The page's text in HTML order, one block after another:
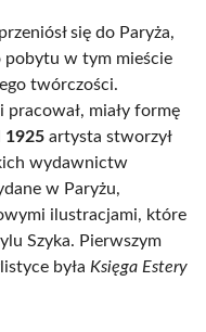
się do Paryża,
pobytu w tym mieście
twórczości.
miały formę
1925 artysta stworzył
wydawnictw
w Paryżu,
ilustracjami, które
Szyka. Pierwszym
była Księga Estery